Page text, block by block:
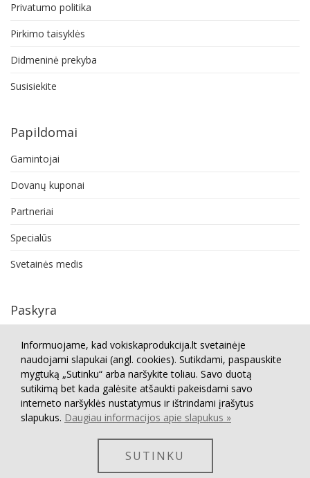
Privatumo politika
Pirkimo taisyklės
Didmeninė prekyba
Susisiekite
Papildomai
Gamintojai
Dovanų kuponai
Partneriai
Specialūs
Svetainės medis
Paskyra
Užsakymų istorija
Grąžinimai
Norų sąrašas
Informuojame, kad vokiskaprodukcija.lt svetainėje
naudojami slapukai (angl. cookies). Sutikdami, paspauskite
mygtuką „Sutinku“ arba naršykite toliau. Savo duotą
sutikimą bet kada galėsite atšaukti pakeisdami savo
interneto naršyklės nustatymus ir ištrindami įrašytus
slapukus. Daugiau informacijos apie slapukus »
SUTINKU